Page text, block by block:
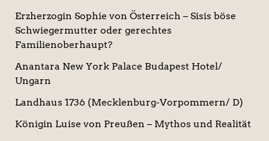
Erzherzogin Sophie von Österreich – Sisis böse
Schwiegermutter oder gerechtes
Familienoberhaupt?
Anantara New York Palace Budapest Hotel/
Ungarn
Landhaus 1736 (Mecklenburg-Vorpommern/ D)
Königin Luise von Preußen – Mythos und Realität